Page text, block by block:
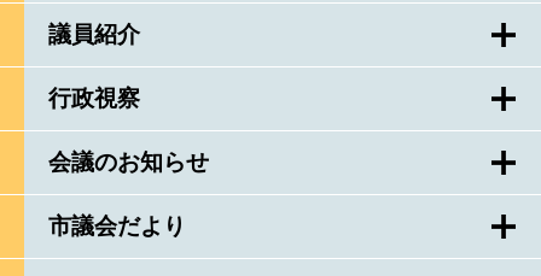
議員紹介
行政視察
会議のお知らせ
市議会だより